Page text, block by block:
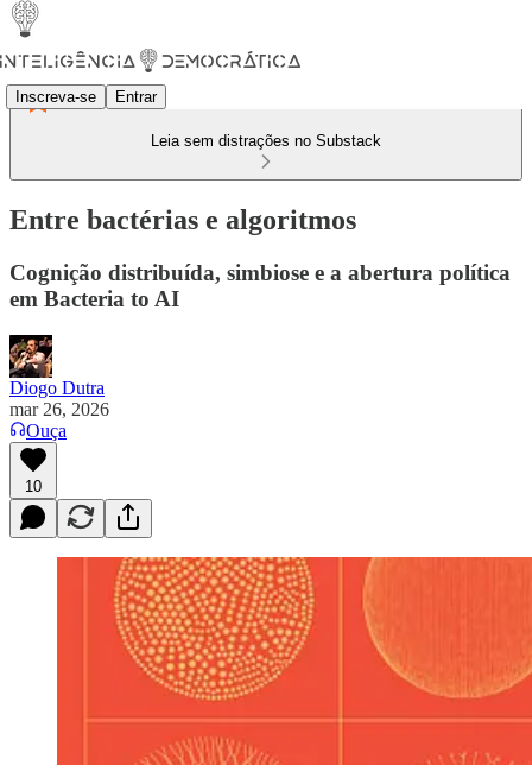
Inscreva-se Entrar
Leia sem distrações no Substack
Entre bactérias e algoritmos
Cognição distribuída, simbiose e a abertura política
em Bacteria to AI
Diogo Dutra
mar 26, 2026
Ouça
10